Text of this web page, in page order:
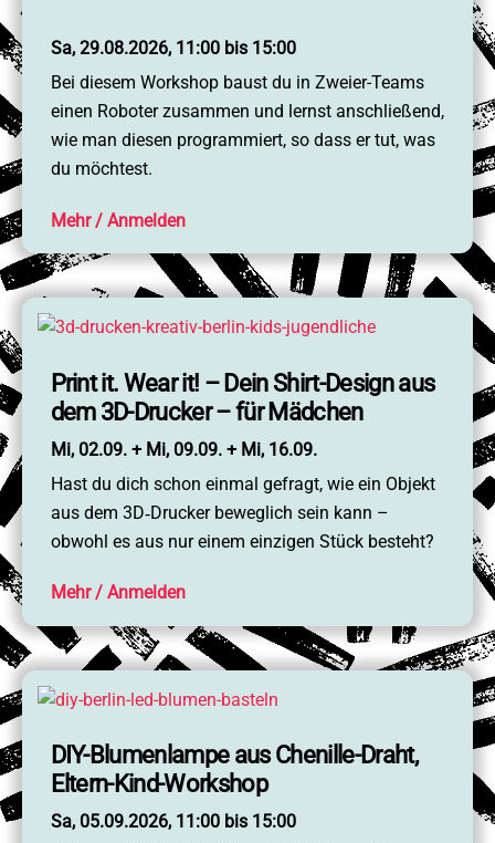
Sa, 29.08.2026, 11:00 bis 15:00
Bei diesem Workshop baust du in Zweier-Teams
einen Roboter zusammen und lernst anschließend,
wie man diesen programmiert, so dass er tut, was
du möchtest.
Mehr
Print it. Wear it! – Dein Shirt-Design aus
dem 3D-Drucker – für Mädchen
Mi, 02.09. + Mi, 09.09. + Mi, 16.09.
Hast du dich schon einmal gefragt, wie ein Objekt
aus dem 3D‑Drucker beweglich sein kann –
obwohl es aus nur einem einzigen Stück besteht?
Mehr
DIY-Blumenlampe aus Chenille-Draht,
Eltern-Kind-Workshop
Sa, 05.09.2026, 11:00 bis 15:00